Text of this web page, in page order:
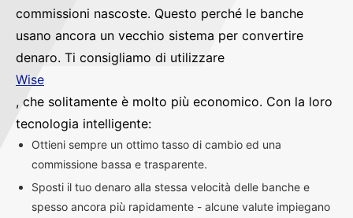
commissioni nascoste. Questo perché le banche
usano ancora un vecchio sistema per convertire
denaro. Ti consigliamo di utilizzare
Wise
, che solitamente è molto più economico. Con la loro
tecnologia intelligente:
Ottieni sempre un ottimo tasso di cambio ed una
commissione bassa e trasparente.
Sposti il tuo denaro alla stessa velocità delle banche e
spesso ancora più rapidamente - alcune valute impiegano